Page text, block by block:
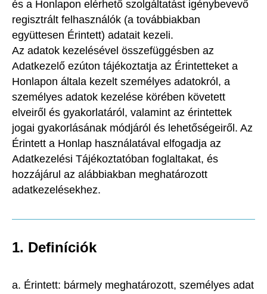
és a Honlapon elérhető szolgáltatást igénybevevő
regisztrált felhasználók (a továbbiakban
együttesen Érintett) adatait kezeli.
Az adatok kezelésével összefüggésben az
Adatkezelő ezúton tájékoztatja az Érintetteket a
Honlapon általa kezelt személyes adatokról, a
személyes adatok kezelése körében követett
elveiről és gyakorlatáról, valamint az érintettek
jogai gyakorlásának módjáról és lehetőségeiről. Az
Érintett a Honlap használatával elfogadja az
Adatkezelési Tájékoztatóban foglaltakat, és
hozzájárul az alábbiakban meghatározott
adatkezelésekhez.
1. Definíciók
Érintett: bármely meghatározott, személyes adat